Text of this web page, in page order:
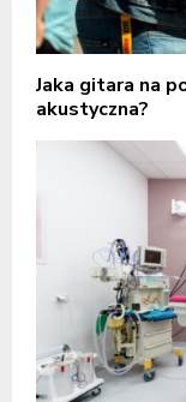
Jaka gitara na
akustyczna?